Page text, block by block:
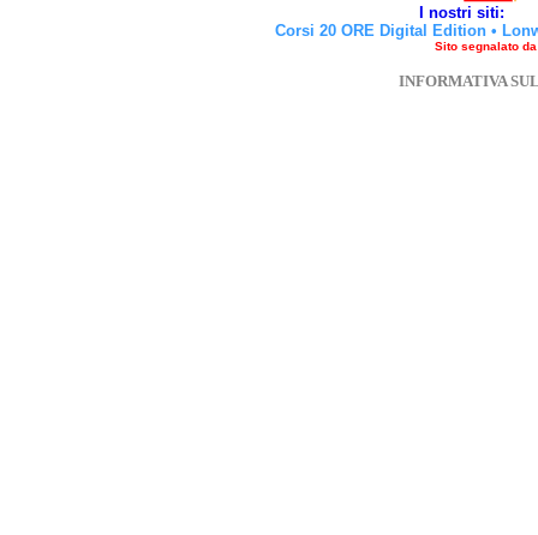
I nostri siti:
Corsi 20 ORE Digital Edition •
Sito segnalato
INFORMATIVA